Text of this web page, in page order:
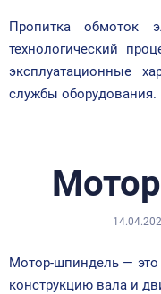
Пропитка обмоток
технологический
эксплуатационные
службы оборудования.
Мотор-шпиндель —
конструкцию вала и